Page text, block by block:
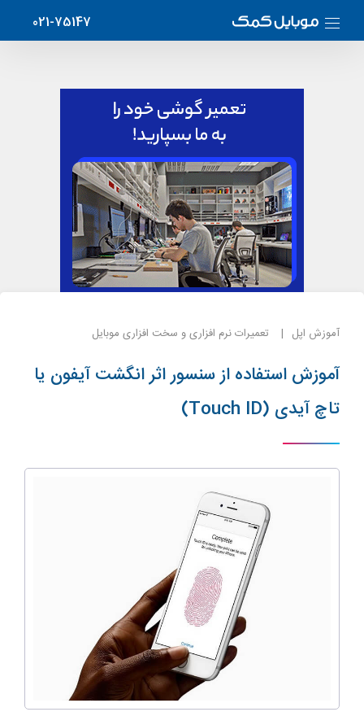
021-75147
آموزش اپل تعمیرات نرم افزاری و سخت افزاری موبایل
آموزش استفاده از سنسور اثر انگشت آیفون یا
تاچ آیدی (Touch ID)